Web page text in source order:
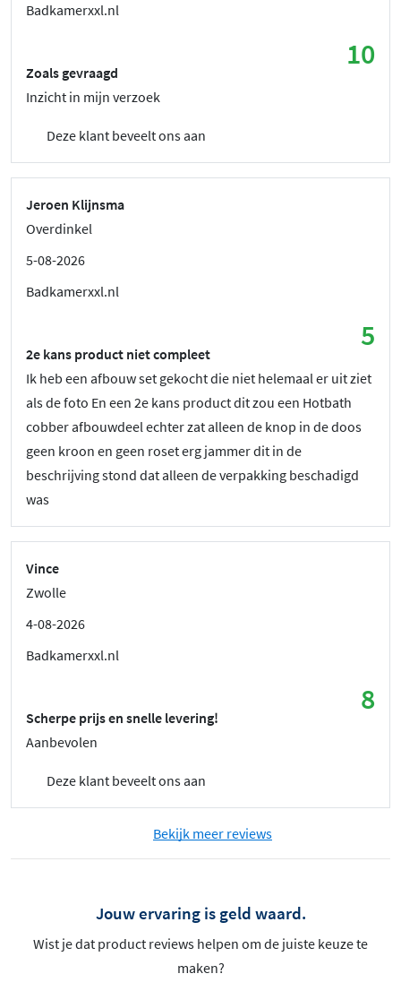
Badkamerxxl.nl
10
Zoals gevraagd
Inzicht in mijn verzoek
Deze klant beveelt ons aan
Jeroen Klijnsma
Overdinkel
5-08-2026
Badkamerxxl.nl
5
2e kans product niet compleet
Ik heb een afbouw set gekocht die niet helemaal er uit ziet
als de foto En een 2e kans product dit zou een Hotbath
cobber afbouwdeel echter zat alleen de knop in de doos
geen kroon en geen roset erg jammer dit in de
beschrijving stond dat alleen de verpakking beschadigd
was
Vince
Zwolle
4-08-2026
Badkamerxxl.nl
8
Scherpe prijs en snelle levering!
Aanbevolen
Deze klant beveelt ons aan
Bekijk meer reviews
Jouw ervaring is geld waard.
Wist je dat product reviews helpen om de juiste keuze te
maken?